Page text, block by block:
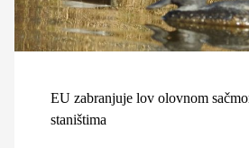
EU zabranjuje lov olovnom
staništima